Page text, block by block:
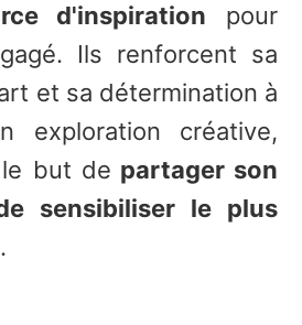
d'inspiration pour
Ils renforcent sa
et sa détermination à
exploration créative,
but de partager son
sensibiliser le plus
.